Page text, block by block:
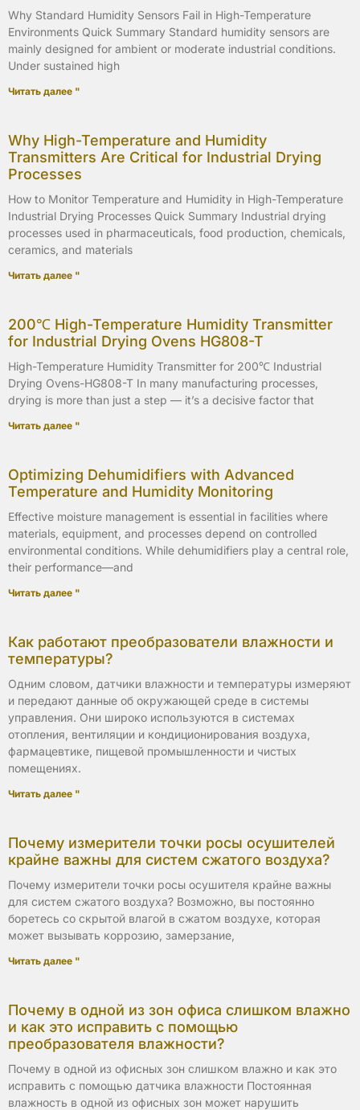
Why Standard Humidity Sensors Fail in High-Temperature
Environments Quick Summary Standard humidity sensors are
mainly designed for ambient or moderate industrial conditions.
Under sustained high
Читать далее "
Why High-Temperature and Humidity
Transmitters Are Critical for Industrial Drying
Processes
How to Monitor Temperature and Humidity in High-Temperature
Industrial Drying Processes Quick Summary Industrial drying
processes used in pharmaceuticals, food production, chemicals,
ceramics, and materials
Читать далее "
200℃ High-Temperature Humidity Transmitter
for Industrial Drying Ovens HG808-T
High-Temperature Humidity Transmitter for 200℃ Industrial
Drying Ovens-HG808-T In many manufacturing processes,
drying is more than just a step — it’s a decisive factor that
Читать далее "
Optimizing Dehumidifiers with Advanced
Temperature and Humidity Monitoring
Effective moisture management is essential in facilities where
materials, equipment, and processes depend on controlled
environmental conditions. While dehumidifiers play a central role,
their performance—and
Читать далее "
Как работают преобразователи влажности и
температуры?
Одним словом, датчики влажности и температуры измеряют
и передают данные об окружающей среде в системы
управления. Они широко используются в системах
отопления, вентиляции и кондиционирования воздуха,
фармацевтике, пищевой промышленности и чистых
помещениях.
Читать далее "
Почему измерители точки росы осушителей
крайне важны для систем сжатого воздуха?
Почему измерители точки росы осушителя крайне важны
для систем сжатого воздуха? Возможно, вы постоянно
боретесь со скрытой влагой в сжатом воздухе, которая
может вызывать коррозию, замерзание,
Читать далее "
Почему в одной из зон офиса слишком влажно
и как это исправить с помощью
преобразователя влажности?
Почему в одной из офисных зон слишком влажно и как это
исправить с помощью датчика влажности Постоянная
влажность в одной из офисных зон может нарушить